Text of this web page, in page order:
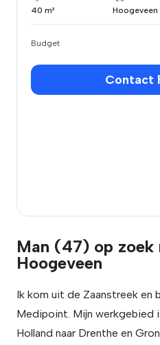
40 m² Hoogeveen
Budget
Contact
Man (47) op zoek
Hoogeveen
Ik kom uit de Zaanstreek en
Medipoint. Mijn werkgebied
Holland naar Drenthe en